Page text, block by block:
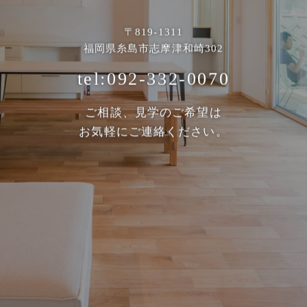
〒819-1311
福岡県糸島市志摩津和崎302
tel:092-332-0070
ご相談、見学のご希望は
お気軽にご連絡ください。